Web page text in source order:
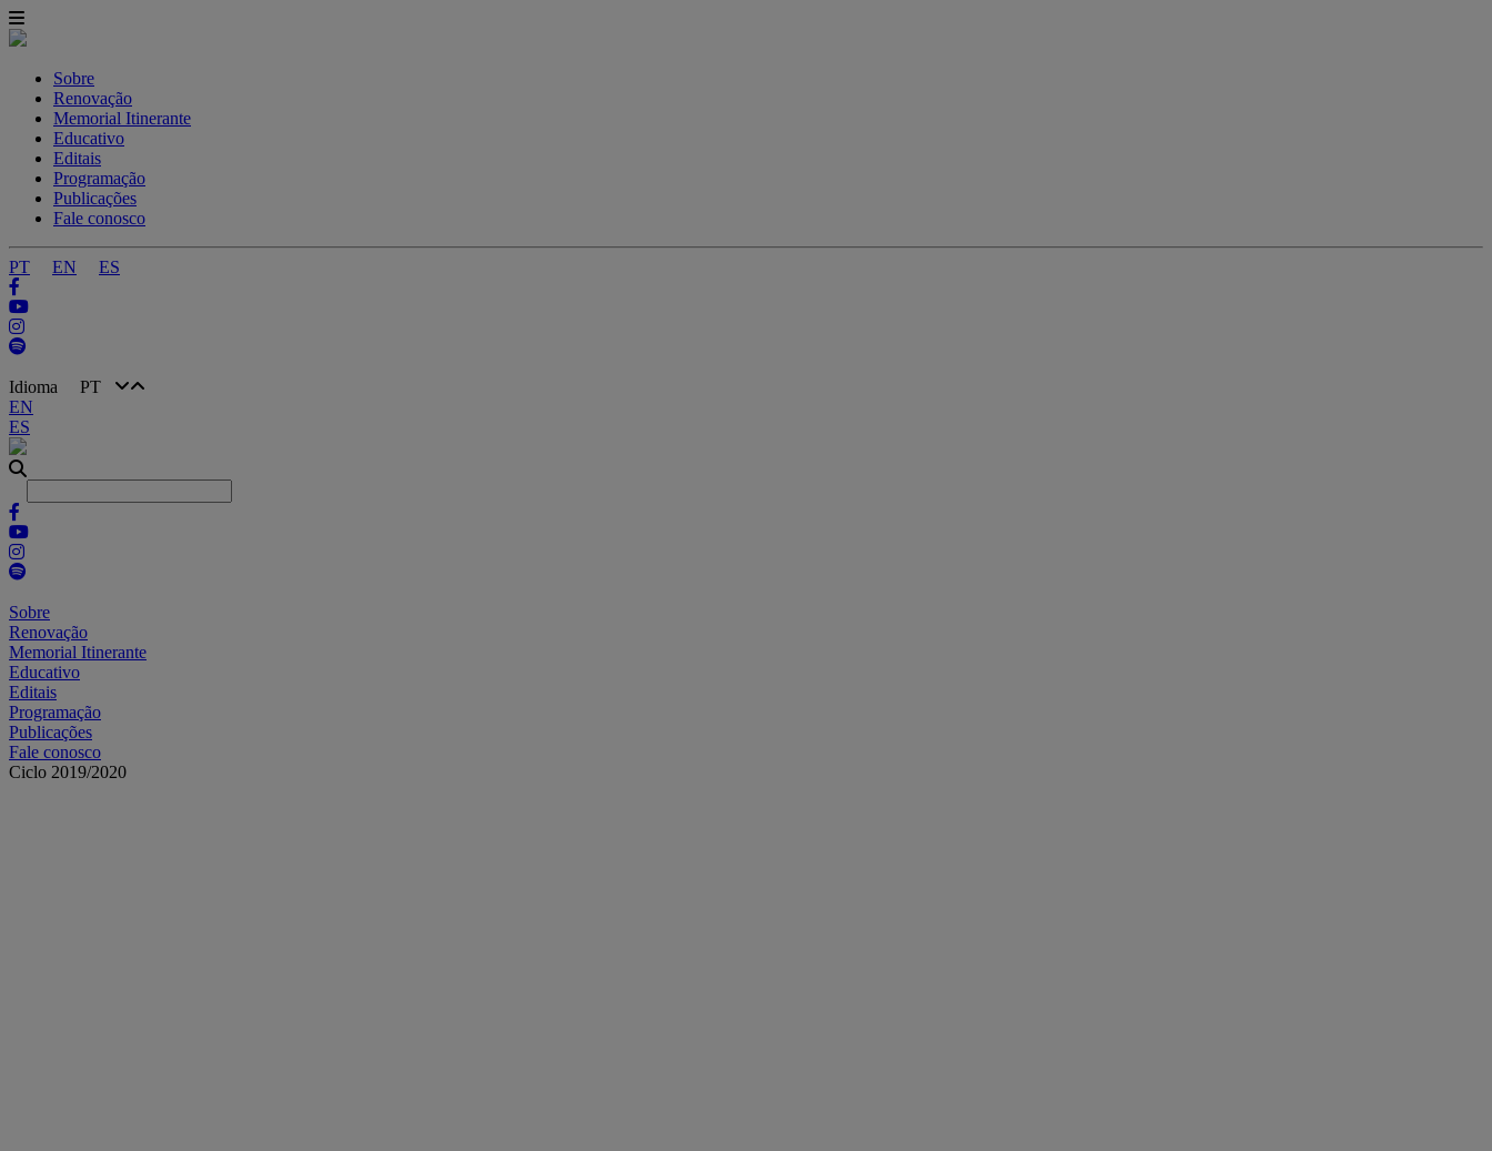
Sobre
Renovação
Memorial Itinerante
Educativo
Editais
Programação
Publicações
Fale conosco
PT EN ES
Idioma PT
EN
ES
Sobre
Renovação
Memorial Itinerante
Educativo
Editais
Programação
Publicações
Fale conosco
Ciclo 2019/2020